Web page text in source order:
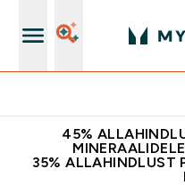
45%
35% ALLAHINDLUST